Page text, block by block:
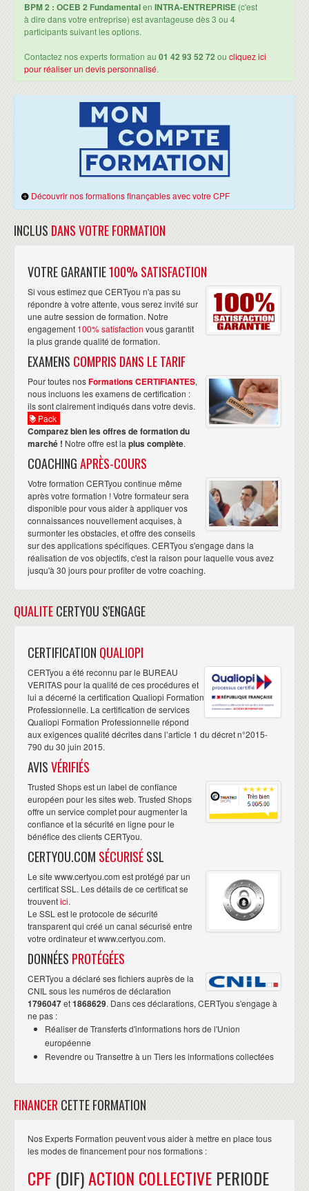
QUALITÉ DES PROCESSUS, GOUVERNANCE ET TABLEAU DE BORD
Référentiels déployés dans les différents secteurs
APQC process qualification framework
SCOR (chaine logistique)
Value Chain Reference Model
Bases de Six-Sigma
Tableaux de bord équilibrés de la performance (Balanced
COBIT, Bâle II, Sarbanes-Oxley
L'EXAMEN OCEB 2 BPM 2 FUNDAMENTAL
Examen blanc dans les conditions réelles de la certification
Corrections des réponses fausses, argumentation.
Révisions pour l'examen BPM2 du premier au dernier jour.
Présentation des typologies de questions posées à l'examen.
Conseils sur l'organisation pendant l'examen.
Gestion du temps
BPM 2 : OCEB 2 Fundamentalen INTRA-ENTREPRISE (c'est
à dire dans votre entreprise) est avantageuse dès 3 ou 4
participants suivant les options.
Contactez nos experts formation au 01 42 93 52 72 ou cliquez ici
pour réaliser un devis personnalisé.
Découvrir nos formations finançables avec votre CPF
INCLUS DANS VOTRE FORMATION
VOTRE GARANTIE100% SATISFACTION
Si vous estimez que CERTyou n'a pas su
répondre à votre attente, vous serez invité sur
une autre session de formation. Notre
engagement 100% satisfaction vous garantit
la plus grande qualité de formation.
EXAMENS COMPRIS DANS LE TARIF
Pour toutes nosFormations CERTIFIANTES,
nous incluons les examens de certification :
ils sont clairement indiqués dans votre devis.
Pack
Comparez bien les offres de formation du
marché ! Notre offre est la plus complète.
COACHINGAPRÈS-COURS
Votre formation CERTyou continue même
après votre formation ! Votre formateur sera
disponible pour vous aider à appliquer vos
connaissances nouvellement acquises, à
surmonter les obstacles, et offre des conseils
sur des applications spécifiques. CERTyou s'engage dans la
réalisation de vos objectifs, c'est la raison pour laquelle vous avez
jusqu'à 30 jours pour profiter de votre coaching.
QUALITECERTYOU S'ENGAGE
CERTIFICATION QUALIOPI
CERTyou a été reconnu par le BUREAU
VERITAS pour la qualité de ces procédures et
lui a décerné la certification Qualiopi Formation
Professionnelle. La certification de services
Qualiopi Formation Professionnelle répond
aux exigences qualité décrites dans l’article 1 du décret n°2015-
790 du 30 juin 2015.
AVISVÉRIFIÉS
Trusted Shops est un label de confiance
européen pour les sites web. Trusted Shops
offre un service complet pour augmenter la
confiance et la sécurité en ligne pour le
bénéfice des clients CERTyou.
CERTYOU.COM SÉCURISÉSSL
Le site www.certyou.com est protégé par un
certificat SSL. Les détails de ce certificat se
trouventici.
Le SSL est le protocole de sécurité
transparent qui créé un canal sécurisé entre
votre ordinateur et www.certyou.com.
DONNÉES PROTÉGÉES
CERTyou a déclaré ses fichiers auprès de la
CNIL sous les numéros de déclaration
1796047et1868629. Dans ces déclarations, CERTyou s'engage à
ne pas :
Réaliser de Transferts d'informations hors de l'Union
européenne
Revendre ou Transettre à un Tiers les informations collectées
FINANCER CETTE FORMATION
Nos Experts Formation peuvent vous aider à mettre en place tous
les modes de financement pour nos formations :
CPF (DIF)ACTION COLLECTIVE PERIODE